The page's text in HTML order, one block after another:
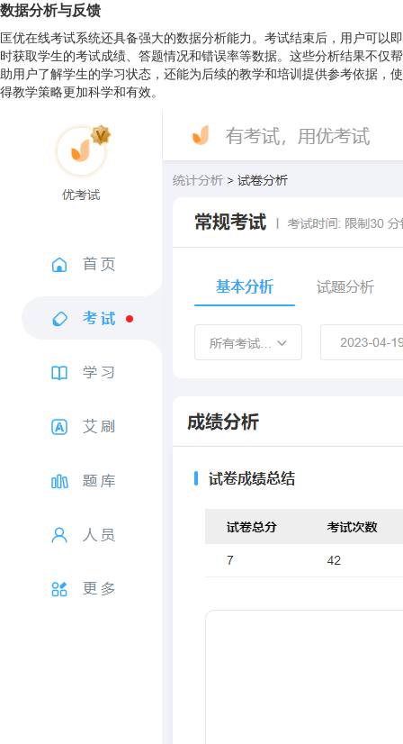
数据分析与反馈
匡优在线考试系统还具备强大的数据分析能力。考试结束后，用户可以即
时获取学生的考试成绩、答题情况和错误率等数据。这些分析结果不仅帮
助用户了解学生的学习状态，还能为后续的教学和培训提供参考依据，使
得教学策略更加科学和有效。